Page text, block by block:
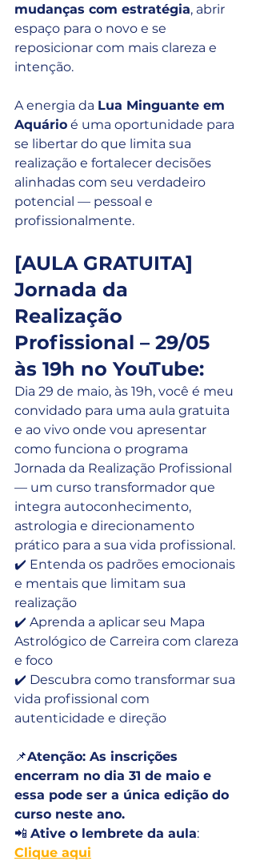
mudanças com estratégia, abrir
espaço para o novo e se
reposicionar com mais clareza e
intenção.
A energia da Lua Minguante em
Aquário é uma oportunidade para
se libertar do que limita sua
realização e fortalecer decisões
alinhadas com seu verdadeiro
potencial — pessoal e
profissionalmente.
[AULA GRATUITA]
Jornada da
Realização
Profissional – 29/05
às 19h no YouTube:
Dia 29 de maio, às 19h, você é meu
convidado para uma aula gratuita
e ao vivo onde vou apresentar
como funciona o programa
Jornada da Realização Profissional
— um curso transformador que
integra autoconhecimento,
astrologia e direcionamento
prático para a sua vida profissional.
✔️ Entenda os padrões emocionais
e mentais que limitam sua
realização
✔️ Aprenda a aplicar seu Mapa
Astrológico de Carreira com clareza
e foco
✔️ Descubra como transformar sua
vida profissional com
autenticidade e direção
📌Atenção: As inscrições
encerram no dia 31 de maio e
essa pode ser a única edição do
curso neste ano.
📲 Ative o lembrete da aula:
Clique aqui